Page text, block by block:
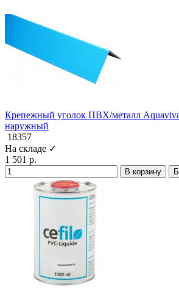
Крепежный уголок ПВХ/металл
наружный
18357
На складе ✓
1 501 р.
В корзину